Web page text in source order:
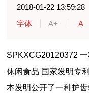
2018-01-22 13:59:28
字体
A+ A
SPKXCG20120372
休闲食品 国家发明专利
本发明公开了一种护